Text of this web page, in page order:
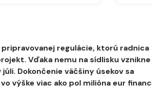
regulácie, ktorú radnica
Vďaka nemu na sídlisku vznikne
Dokončenie väčšiny úsekov sa
výške viac ako pol milióna eur